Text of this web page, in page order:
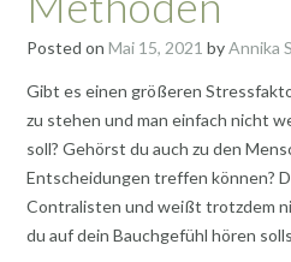
Posted on Mai 15, 2021 byAnnika
Gibt es einen größeren
zu stehen und man einfach nicht
soll? Gehörst du auch zu den
Entscheidungen treffen können?
Contralisten und weißt trotzdem
du auf dein Bauchgefühl hören